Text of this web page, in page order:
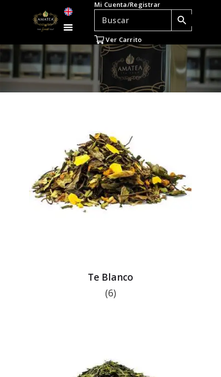
Mi Cuenta/Registrar
Ver Carrito
TÉ E INFUSIONES
ACCESORIOS
REGALOS
TEADICTOS
OFERTAS
Te Blanco
(6)